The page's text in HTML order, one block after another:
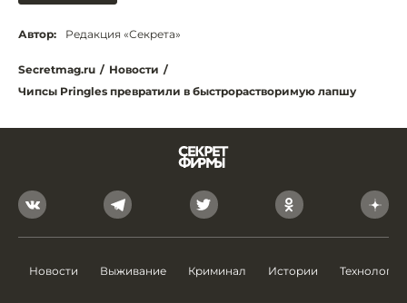
Автор: Редакция «Секрета»
Secretmag.ru / Новости /
Чипсы Pringles превратили в быстрорастворимую лапшу
Новости Выживание Криминал Истории Технологии